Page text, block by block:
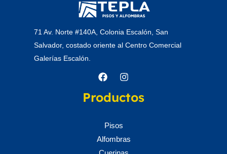
71 Av. Norte #140A, Colonia Escalón, San
Salvador, costado oriente al Centro Comercial
Galerías Escalón.
Productos
Pisos
Alfombras